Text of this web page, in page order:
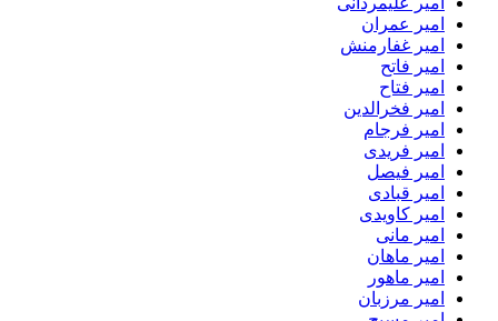
امیر عمران
امیر غفارمنش
امیر فاتح
امیر فتاح
امیر فخرالدین
امیر فرجام
امیر فریدی
امیر فیصل
امیر قبادی
امیر کاویدی
امیر مانی
امیر ماهان
امیر ماهور
امیر مرزبان